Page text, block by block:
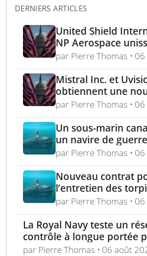
DERNIERS ARTICLES
United Shield
NP Aerospace
forces pour
aux équipes
déminage
par Pierre Thomas •
Mistral Inc. et
obtiennent une
commande pour le
US Army Lethal
Systems
par Pierre Thomas •
Un sous-marin
un navire de
lors de l’exercice
par Pierre Thomas •
Nouveau contrat
l’entretien des
Spearfish et Sting
Royal Navy
par Pierre Thomas •
La Royal Navy teste un
contrôle à longue portée
drones
par Pierre Thomas • 06 août